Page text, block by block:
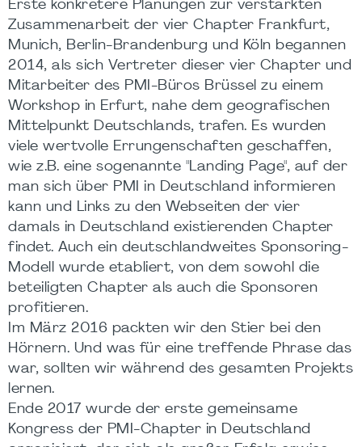
Erste konkretere Planungen zur verstärkten
Zusammenarbeit der vier Chapter Frankfurt,
Munich, Berlin-Brandenburg und Köln begannen
2014, als sich Vertreter dieser vier Chapter und
Mitarbeiter des PMI-Büros Brüssel zu einem
Workshop in Erfurt, nahe dem geografischen
Mittelpunkt Deutschlands, trafen. Es wurden
viele wertvolle Errungenschaften geschaffen,
wie z.B. eine sogenannte "Landing Page", auf der
man sich über PMI in Deutschland informieren
kann und Links zu den Webseiten der vier
damals in Deutschland existierenden Chapter
findet. Auch ein deutschlandweites Sponsoring-
Modell wurde etabliert, von dem sowohl die
beteiligten Chapter als auch die Sponsoren
profitieren.
Im März 2016 packten wir den Stier bei den
Hörnern. Und was für eine treffende Phrase das
war, sollten wir während des gesamten Projekts
lernen.
Ende 2017 wurde der erste gemeinsame
Kongress der PMI-Chapter in Deutschland